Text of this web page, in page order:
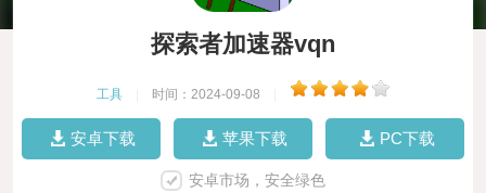
探索者加速器vqn
工具 时间：2024-09-08
安卓下载 苹果下载 PC下载
安卓市场，安全绿色